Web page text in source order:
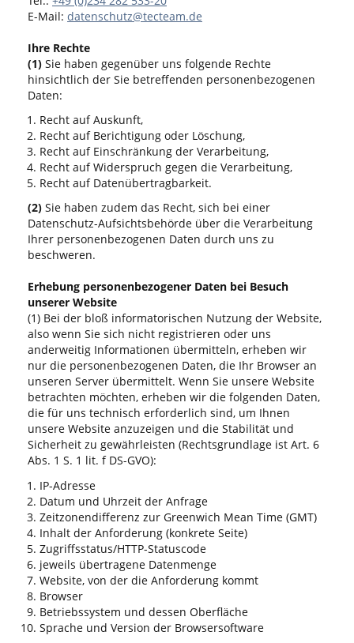
E-Mail: datenschutz@tecteam.de
Ihre Rechte
(1) Sie haben gegenüber uns folgende Rechte
hinsichtlich der Sie betreffenden personenbezogenen
Daten:
Recht auf Auskunft,
Recht auf Berichtigung oder Löschung,
Recht auf Einschränkung der Verarbeitung,
Recht auf Widerspruch gegen die Verarbeitung,
Recht auf Datenübertragbarkeit.
(2) Sie haben zudem das Recht, sich bei einer
Datenschutz-Aufsichtsbehörde über die Verarbeitung
Ihrer personenbezogenen Daten durch uns zu
beschweren.
Erhebung personenbezogener Daten bei Besuch
unserer Website
(1) Bei der bloß informatorischen Nutzung der Website,
also wenn Sie sich nicht registrieren oder uns
anderweitig Informationen übermitteln, erheben wir
nur die personenbezogenen Daten, die Ihr Browser an
unseren Server übermittelt. Wenn Sie unsere Website
betrachten möchten, erheben wir die folgenden Daten,
die für uns technisch erforderlich sind, um Ihnen
unsere Website anzuzeigen und die Stabilität und
Sicherheit zu gewährleisten (Rechtsgrundlage ist Art. 6
Abs. 1 S. 1 lit. f DS-GVO):
IP-Adresse
Datum und Uhrzeit der Anfrage
Zeitzonendifferenz zur Greenwich Mean Time (GMT)
Inhalt der Anforderung (konkrete Seite)
Zugriffsstatus/HTTP-Statuscode
jeweils übertragene Datenmenge
Website, von der die Anforderung kommt
Browser
Betriebssystem und dessen Oberfläche
Sprache und Version der Browsersoftware